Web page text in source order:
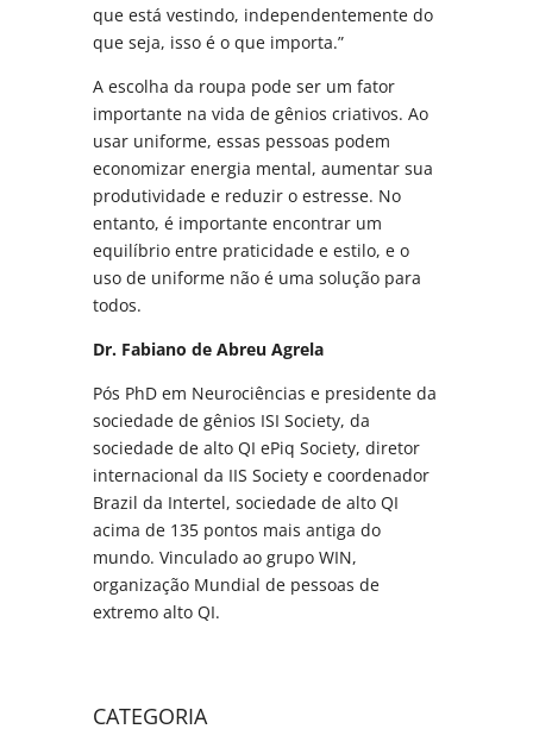
que está vestindo, independentemente do
que seja, isso é o que importa.”
A escolha da roupa pode ser um fator
importante na vida de gênios criativos. Ao
usar uniforme, essas pessoas podem
economizar energia mental, aumentar sua
produtividade e reduzir o estresse. No
entanto, é importante encontrar um
equilíbrio entre praticidade e estilo, e o
uso de uniforme não é uma solução para
todos.
Dr. Fabiano de Abreu Agrela
Pós PhD em Neurociências e presidente da
sociedade de gênios ISI Society, da
sociedade de alto QI ePiq Society, diretor
internacional da IIS Society e coordenador
Brazil da Intertel, sociedade de alto QI
acima de 135 pontos mais antiga do
mundo. Vinculado ao grupo WIN,
organização Mundial de pessoas de
extremo alto QI.
CATEGORIA